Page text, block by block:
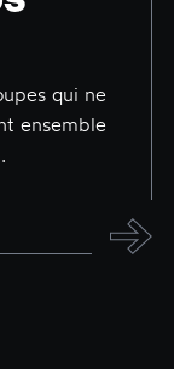
qui ne
ensemble